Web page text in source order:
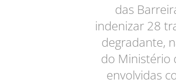
das
indenizar 28
degradante,
do Ministério
envolvidas